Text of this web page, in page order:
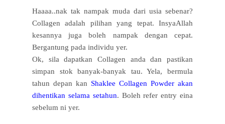
Haaaa..nak tak nampak muda dari usia sebenar?
Collagen adalah pilihan yang tepat. InsyaAllah
kesannya juga boleh nampak dengan cepat.
Bergantung pada individu yer.
Ok, sila dapatkan Collagen anda dan pastikan
simpan stok banyak-banyak tau. Yela, bermula
tahun depan kan Shaklee Collagen Powder akan
dihentikan selama setahun. Boleh refer entry eina
sebelum ni yer.